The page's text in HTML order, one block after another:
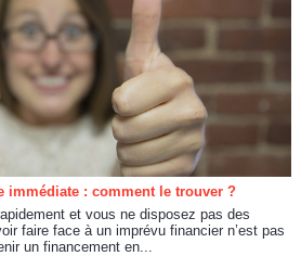
immédiate : comment le trouver ?
et vous ne disposez pas des
faire face à un imprévu financier n’est pas
un financement en...